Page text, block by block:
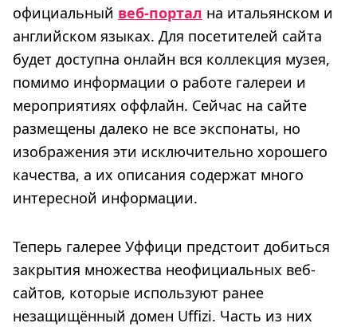
официальный веб-портал на итальянском и
английском языках. Для посетителей сайта
будет доступна онлайн вся коллекция музея,
помимо информации о работе галереи и
мероприятиях оффлайн. Сейчас на сайте
размещены далеко не все экспонаты, но
изображения эти исключительно хорошего
качества, а их описания содержат много
интересной информации.
Теперь галерее Уффици предстоит добиться
закрытия множества неофициальных веб-
сайтов, которые используют ранее
незащищённый домен Uffizi. Часть из них